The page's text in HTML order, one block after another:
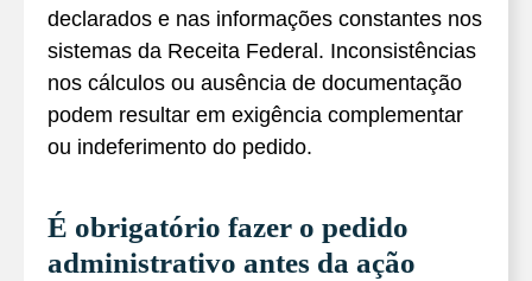
declarados e nas informações constantes nos
sistemas da Receita Federal. Inconsistências
nos cálculos ou ausência de documentação
podem resultar em exigência complementar
ou indeferimento do pedido.
É obrigatório fazer o pedido
administrativo antes da ação